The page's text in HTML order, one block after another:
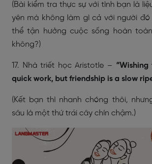
(Bài kiểm tra thực sự với tình bạn là
yên mà không làm gì cả với người đó
thể tận hưởng cuộc sống hoàn
không?)
17. Nhà triết học Aristotle –
quick work, but friendship is a slow
(Kết bạn thì nhanh chóng thôi,
sâu là một thứ trái cây chín chậm.)